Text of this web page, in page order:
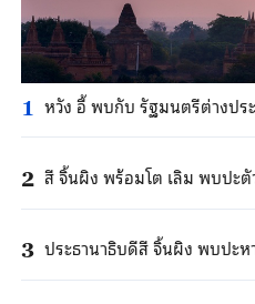
1 หวัง อี้ พบกับ รัฐมนตรีต่างปร
2 สี จิ้นผิง พร้อมโต เลิม พบปะตั
3 ประธานาธิบดีสี จิ้นผิง พบปะห